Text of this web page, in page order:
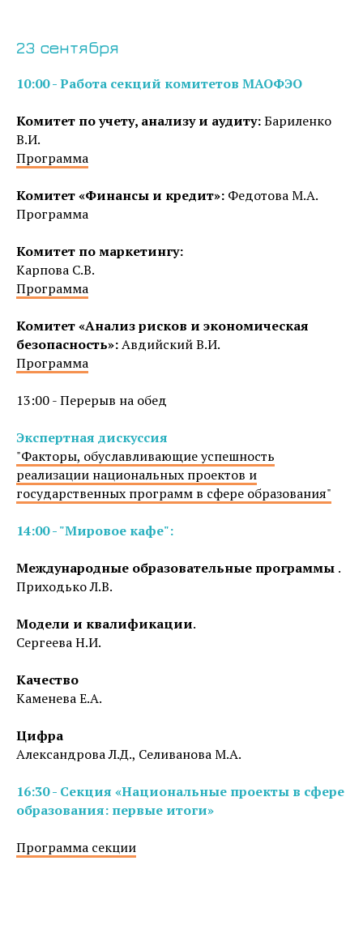
23 сентября
10:00 - Работа секций комитетов МАОФЭО
Комитет по учету, анализу и аудиту:Бариленко
В.И.
Программа
Комитет «Финансы и кредит»: Федотова М.А.
Программа
Комитет по маркетингу:
Карпова С.В.
Программа
Комитет «Анализ рисков и экономическая
безопасность»:Авдийский В.И.
Программа
13:00 - Перерыв на обед
Экспертная дискуссия
"Факторы, обуславливающие успешность
реализации национальных проектов и
государственных программ в сфере образования"
14:00 - "Мировое кафе":
Международные образовательные программы .
Приходько Л.В.
Модели и квалификации.
Сергеева Н.И.
Качество
Каменева Е.А.
Цифра
Александрова Л.Д., Селиванова М.А.
16:30 - Секция «Национальные проекты в сфере
образования: первые итоги»
Программа секции